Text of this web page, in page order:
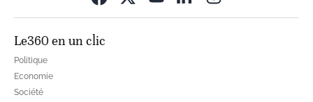
Le360 en un clic
Politique
Economie
Société